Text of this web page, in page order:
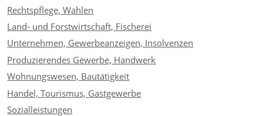
Rechtspflege, Wahlen
Land- und Forstwirtschaft, Fischerei
Unternehmen, Gewerbeanzeigen, Insolvenzen
Produzierendes Gewerbe, Handwerk
Wohnungswesen, Bautätigkeit
Handel, Tourismus, Gastgewerbe
Sozialleistungen